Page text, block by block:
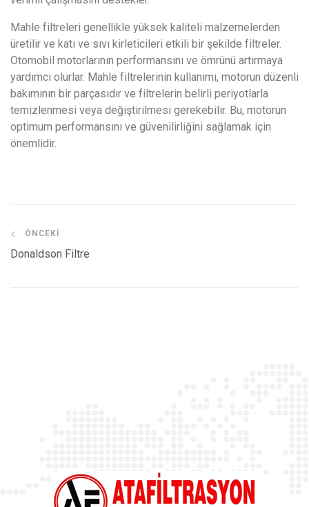
Mahle filtreleri genellikle yüksek kaliteli malzemelerden
üretilir ve katı ve sıvı kirleticileri etkili bir şekilde filtreler.
Otomobil motorlarının performansını ve ömrünü artırmaya
yardımcı olurlar. Mahle filtrelerinin kullanımı, motorun düzenli
bakımının bir parçasıdır ve filtrelerin belirli periyotlarla
temizlenmesi veya değiştirilmesi gerekebilir. Bu, motorun
optimum performansını ve güvenilirliğini sağlamak için
önemlidir.
ÖNCEKI
Donaldson Filtre